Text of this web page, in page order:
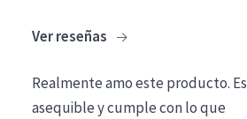
Piel sensible
Ver reseñas
Realmente amo este producto. Es
asequible y cumple con lo que